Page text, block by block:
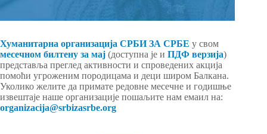
Хуманитарна организација СРБИ ЗА СРБЕ у свом
месечном билтену за мај (доступна је и ПДФ верзија)
представља преглед активности и спроведених акција
помоћи угроженим породицама и деци широм Балкана.
Уколико желите да примате редовне месечне и годишње
извештаје наше организације пошаљите нам емаил на:
organizacija@srbizasrbe.org